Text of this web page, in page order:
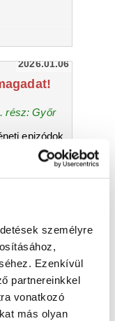
személyre
Ezenkívül
partnereinkkel
vonatkozó
más olyan
2026.01.06
rész: Győr
epizódok
fejlődés,
a
a